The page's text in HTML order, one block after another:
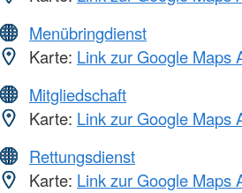
Menübringdienst
Karte: Link zur Google Maps
Mitgliedschaft
Karte: Link zur Google Maps
Rettungsdienst
Karte: Link zur Google Maps